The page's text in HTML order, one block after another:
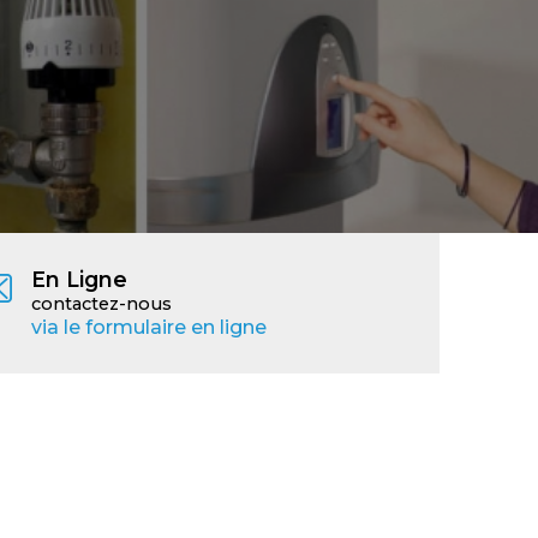
En Ligne
contactez-nous
via le formulaire en ligne